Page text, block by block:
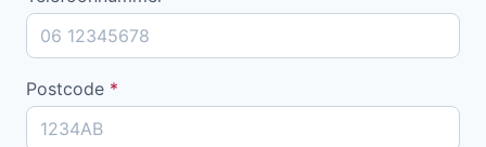
Postcode *